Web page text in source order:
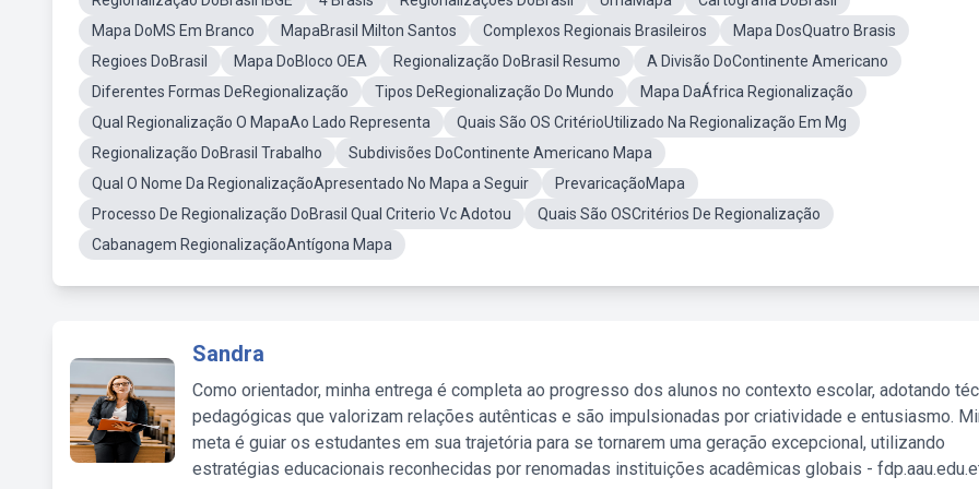
Mapa DoMS Em Branco
MapaBrasil Milton Santos Complexos Regionais Brasileiros
Mapa DosQuatro Brasis
Regioes DoBrasil
Mapa DoBloco OEA Regionalização DoBrasil Resumo
A Divisão DoContinente Americano
Diferentes Formas DeRegionalização
Tipos DeRegionalização Do Mundo
Mapa DaÁfrica Regionalização
Qual Regionalização O MapaAo Lado Representa
Quais São OS CritérioUtilizado Na Regionalização Em Mg
Regionalização DoBrasil Trabalho
Subdivisões DoContinente Americano Mapa
Qual O Nome Da RegionalizaçãoApresentado No Mapa a Seguir
PrevaricaçãoMapa
Processo De Regionalização DoBrasil Qual Criterio Vc Adotou
Quais São OSCritérios De Regionalização
Cabanagem RegionalizaçãoAntígona Mapa
Sandra
Como orientador, minha entrega é completa ao progresso dos alunos no contexto escolar, adotando
pedagógicas que valorizam relações autênticas e são impulsionadas por criatividade e entusiasmo.
meta é guiar os estudantes em sua trajetória para se tornarem uma geração excepcional, utilizando
estratégias educacionais reconhecidas por renomadas instituições acadêmicas globais -